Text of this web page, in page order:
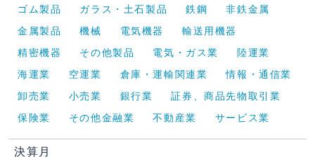
ゴム製品
ガラス・土石製品 鉄鋼
非鉄金属
金属製品
機械 電気機器
輸送用機器
精密機器
その他製品 電気・ガス業
陸運業
海運業
空運業 倉庫・運輸関連業
情報・通信業
卸売業
小売業 銀行業
証券、商品先物取引業
保険業
その他金融業 不動産業 サービス業
決算月